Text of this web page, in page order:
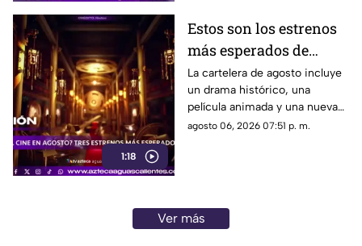
1:18
Estos son los estrenos
más esperados de
agosto
La cartelera de agosto incluye
un drama histórico, una
película animada y una nueva
entrega de terror para distintos
agosto 06, 2026 07:51 p. m.
Ver más